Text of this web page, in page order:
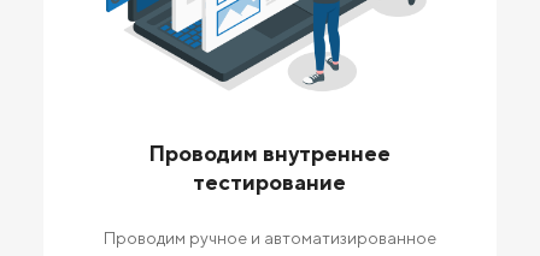
Проводим внутреннее
тестирование
Проводим ручное и автоматизированное